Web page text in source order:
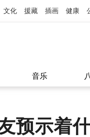
文化 援藏 插画 健康
音乐
预示着